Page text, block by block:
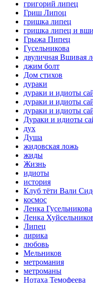
григорий липец
Гриш Липоц
гришка липец
гришка липец и
Грыжа Пипец
Гусельникова
двуличная Вшивая
джим болт
Дом стихов
дураки
дураки и идиоты
дураки и идиоты
дураки и идиоты
Дураки и идиоты
дух
Душа
жидовская ложь
жиды
Жизнь
идиоты
история
Клуб тёти Вали
космос
Ленка Гусельникова
Ленка
Липец
лирика
любовь
Мельников
метромания
метроманы
Нотаха Темофеева